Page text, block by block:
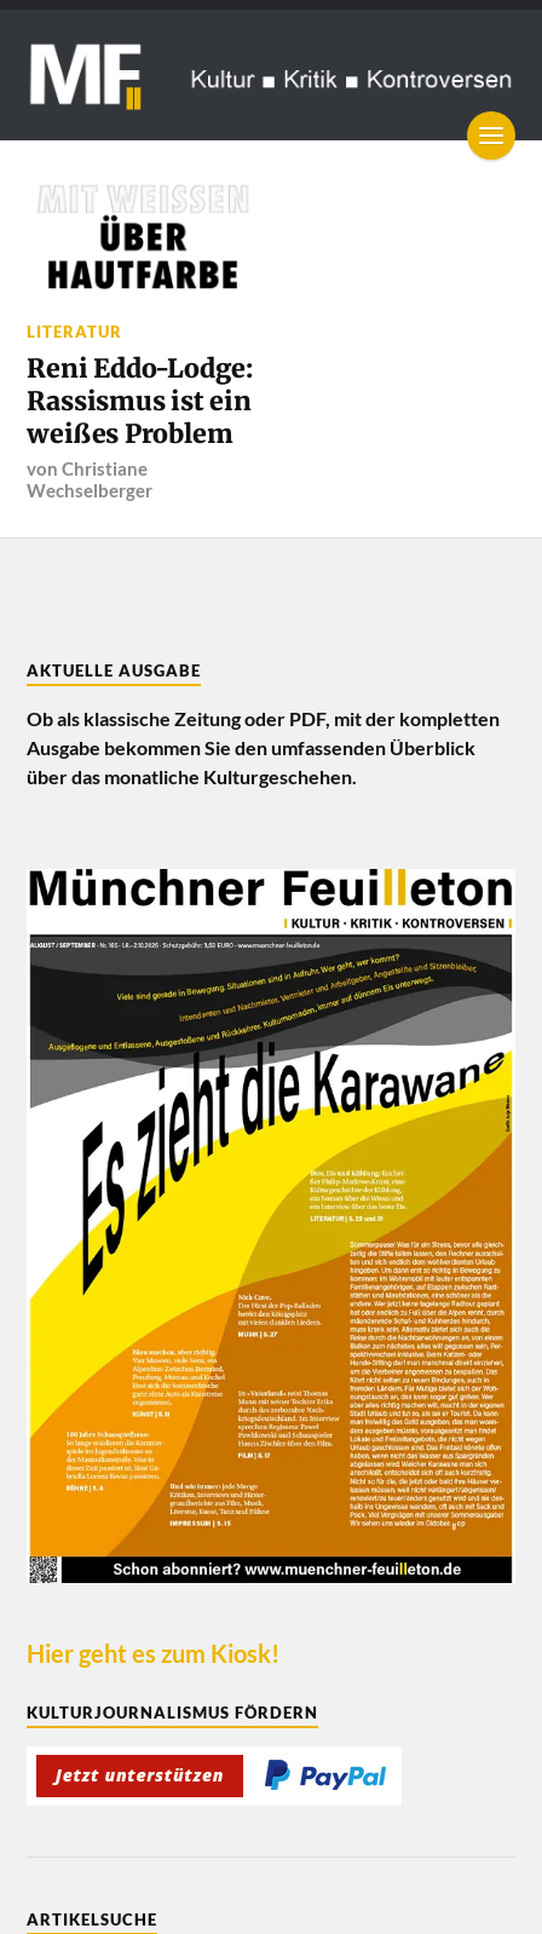
LITERATUR
Reni Eddo-Lodge:
Rassismus ist ein
weißes Problem
vonChristiane
Wechselberger
AKTUELLE AUSGABE
Ob als klassische Zeitung oder PDF, mit der kompletten
Ausgabe bekommen Sie den umfassenden Überblick
über das monatliche Kulturgeschehen.
Hier geht es zum Kiosk!
KULTURJOURNALISMUS FÖRDERN
ARTIKELSUCHE